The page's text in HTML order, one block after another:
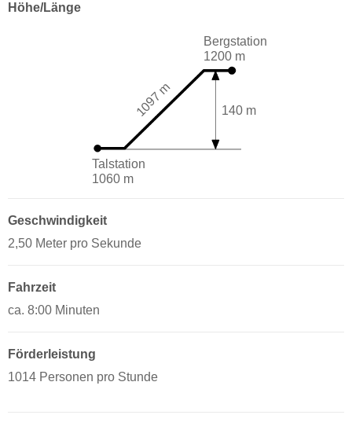
Höhe/Länge
Talstation
1060 m
Bergstation
1200 m
140 m
1097 m
Geschwindigkeit
2,50 Meter pro Sekunde
Fahrzeit
ca. 8:00 Minuten
Förderleistung
1014 Personen pro Stunde